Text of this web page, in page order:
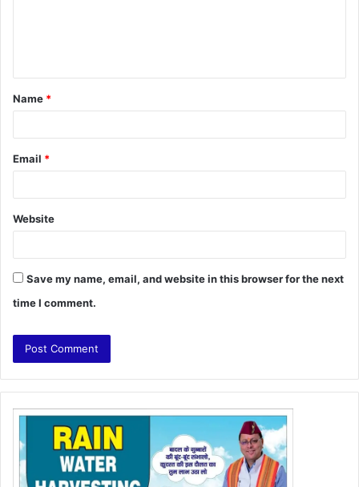
t
*
Name *
Email *
Website
Save my name, email, and website in this browser for the next
time I comment.